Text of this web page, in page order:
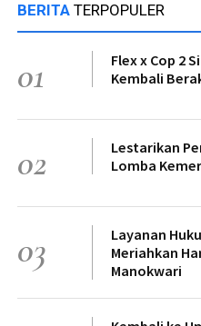
BERITA TERPOPULER
01
Flex x Cop 2
Kembali
02
Lestarikan
Lomba
03
Layanan
Meriahkan
Manokwari